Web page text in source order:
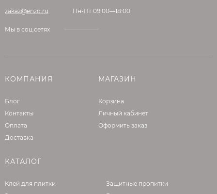
zakaz@enzo.ru Пн-Пт 09:00—18:00
Мы в соц.сетях
КОМПАНИЯ
Блог
Контакты
Оплата
Доставка
МАГАЗИН
Корзина
Личный кабинет
Оформить заказ
КАТАЛОГ
Клей для плитки
Защитные пропитки